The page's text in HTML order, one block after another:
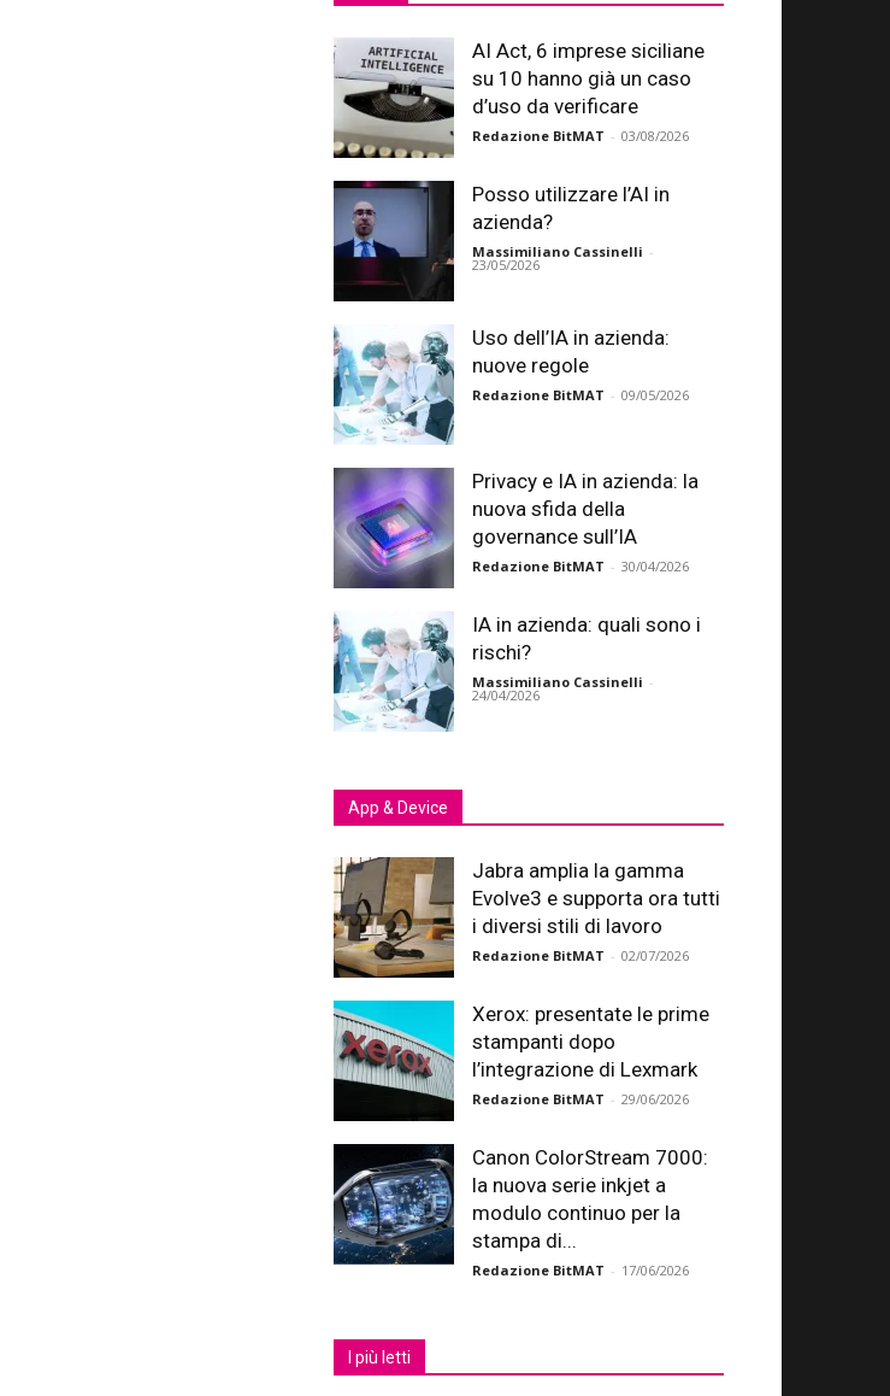
AI Act, 6 imprese siciliane
su 10 hanno già un caso
d’uso da verificare
Redazione BitMAT - 03/08/2026
Posso utilizzare l’AI in
azienda?
Massimiliano Cassinelli -
23/05/2026
Uso dell’IA in azienda:
nuove regole
Redazione BitMAT - 09/05/2026
Privacy e IA in azienda: la
nuova sfida della
governance sull’IA
Redazione BitMAT - 30/04/2026
IA in azienda: quali sono i
rischi?
Massimiliano Cassinelli -
24/04/2026
App & Device
Jabra amplia la gamma
Evolve3 e supporta ora tutti
i diversi stili di lavoro
Redazione BitMAT - 02/07/2026
Xerox: presentate le prime
stampanti dopo
l’integrazione di Lexmark
Redazione BitMAT - 29/06/2026
Canon ColorStream 7000:
la nuova serie inkjet a
modulo continuo per la
stampa di...
Redazione BitMAT - 17/06/2026
I più letti